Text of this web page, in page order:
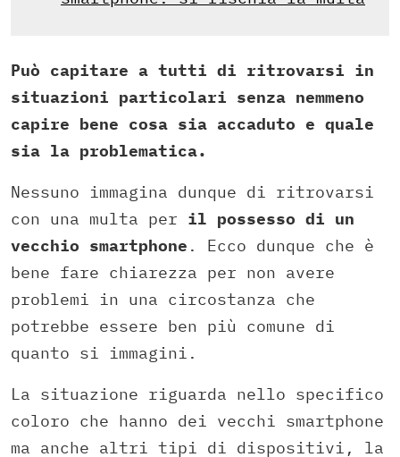
Può capitare a tutti di ritrovarsi in
situazioni particolari senza nemmeno
capire bene cosa sia accaduto e quale
sia la problematica.
Nessuno immagina dunque di ritrovarsi
con una multa per il possesso di un
vecchio smartphone . Ecco dunque che è
bene fare chiarezza per non avere
problemi in una circostanza che
potrebbe essere ben più comune di
quanto si immagini.
La situazione riguarda nello specifico
coloro che hanno dei vecchi smartphone
ma anche altri tipi di dispositivi, la